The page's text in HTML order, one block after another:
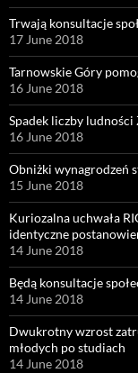
Trwają konsultacje
17 June 2018
Tarnowskie Góry
16 June 2018
Spadek liczby
16 June 2018
Obniżki wynagrodzeń
15 June 2018
Kuriozalna uchwała
identyczne
14 June 2018
Będą konsultacje
14 June 2018
Dwukrotny wzrost
młodych po studiach
14 June 2018